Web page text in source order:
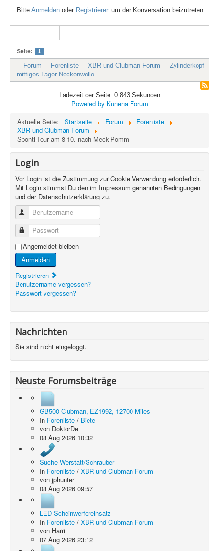
Bitte Anmelden oder Registrieren um der Konversation beizutreten.
Seite: 1
Forum Forenliste XBR und Clubman Forum
Zylinderkopf
- mittiges Lager Nockenwelle
Ladezeit der Seite: 0.843 Sekunden
Powered by Kunena Forum
Aktuelle Seite:
Startseite Forum
Forenliste
XBR und Clubman Forum
Sponti-Tour am 8.10. nach Meck-Pomm
Login
Vor Login ist die Zustimmung zur Cookie Verwendung erforderlich.
Mit Login stimmst Du den im Impressum genannten Bedingungen
und der Datenschutzerklärung zu.
Benutzername
Passwort
Angemeldet bleiben
Anmelden
Registrieren
Benutzername vergessen?
Passwort vergessen?
Nachrichten
Sie sind nicht eingeloggt.
Neuste Forumsbeiträge
GB500 Clubman, EZ1992, 12700 Miles
In Forenliste / Biete
von DoktorDe
08 Aug 2026 10:32
Suche Werstatt/Schrauber
In Forenliste / XBR und Clubman Forum
von jphunter
08 Aug 2026 09:57
LED Scheinwerfereinsatz
In Forenliste / XBR und Clubman Forum
von Harri
07 Aug 2026 23:12